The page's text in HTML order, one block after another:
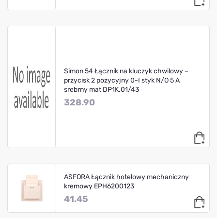
Simon 54 Łącznik na kluczyk chwilowy –
przycisk 2 pozycyjny 0-I styk N/O 5 A
srebrny mat DP1K.01/43
328.90
ASFORA Łącznik hotelowy mechaniczny
kremowy EPH6200123
41.45